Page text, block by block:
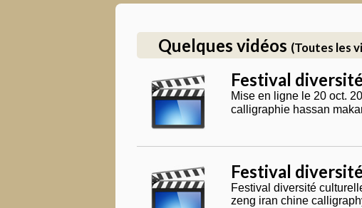
Quelques vidéos (Toutes les
Festival
Mise en ligne le 20 oct.
Festival
Festival diversité
zeng iran chine